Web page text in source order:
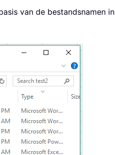
van de bestandsnamen in